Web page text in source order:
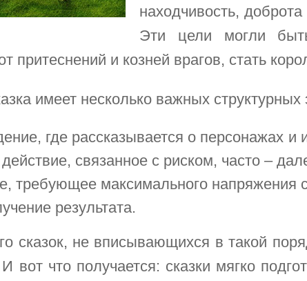
находчивость,
Эти цели могли
притеснений и козней врагов, стать
имеет несколько важных структурных
где рассказывается о персонажах
связанное с риском, часто –
требующее максимального напряжения
результата.
сказок, не вписывающихся в такой
вот что получается: сказки мягко